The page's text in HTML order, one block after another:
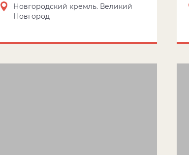
Новгородский кремль. Великий
Новгород